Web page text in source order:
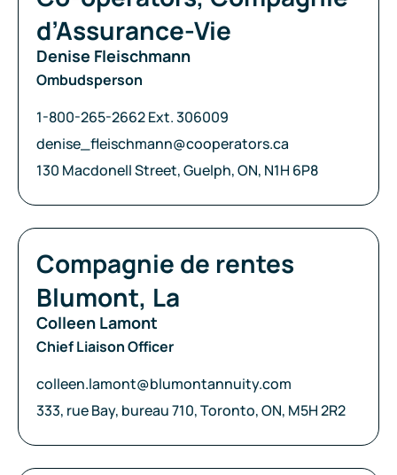
d’Assurance-Vie
Denise Fleischmann
Ombudsperson
Téléphone:
1-800-265-2662 Ext. 306009
Courriel:
denise_fleischmann@cooperators.ca
Adresse:
130 Macdonell Street, Guelph, ON, N1H 6P8
Compagnie:
Compagnie de rentes
Blumont, La
Colleen Lamont
Chief Liaison Officer
Courriel:
colleen.lamont@blumontannuity.com
Adresse:
333, rue Bay, bureau 710, Toronto, ON, M5H 2R2